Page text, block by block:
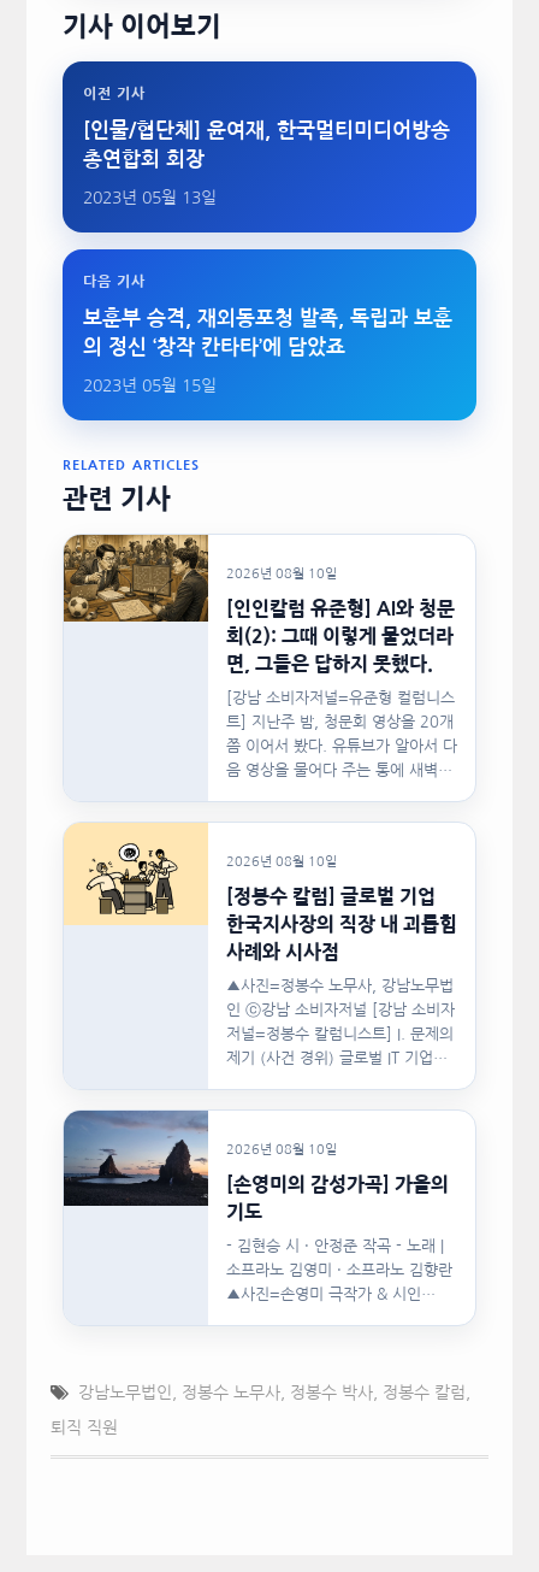
기사 이어보기
이전 기사
[인물/협단체] 윤여재, 한국멀티미디어방송
총연합회 회장
2023년 05월 13일
다음 기사
보훈부 승격, 재외동포청 발족, 독립과 보훈
의 정신 ‘창작 칸타타’에 담았죠
2023년 05월 15일
RELATED ARTICLES
관련 기사
2026년 08월 10일
[인인칼럼 유준형] AI와 청문
회(2): 그때 이렇게 물었더라
면, 그들은 답하지 못했다.
[강남 소비자저널=유준형 컬럼니스
트] 지난주 밤, 청문회 영상을 20개
쯤 이어서 봤다. 유튜브가 알아서 다
음 영상을 물어다 주는 통에 새벽…
2026년 08월 10일
[정봉수 칼럼] 글로벌 기업
한국지사장의 직장 내 괴롭힘
사례와 시사점
▲사진=정봉수 노무사, 강남노무법
인 ⓒ강남 소비자저널 [강남 소비자
저널=정봉수 칼럼니스트] I. 문제의
제기 (사건 경위) 글로벌 IT 기업의
2026년 08월 10일
[손영미의 감성가곡] 가을의
기도
- 김현승 시 · 안정준 작곡 - 노래 |
소프라노 김영미 · 소프라노 김향란
▲사진=손영미 극작가 & 시인…
강남노무법인 정봉수 노무사, 정봉수 박사, 정봉수 칼럼
퇴직 직원